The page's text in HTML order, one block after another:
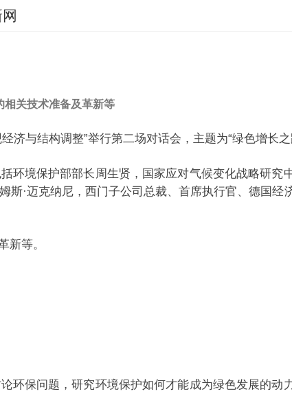
相关技术准备及革新等
与结构调整”举行第二场对话会，主题为“绿色增长之
境保护部部长周生贤，国家应对气候变化战略研究
·迈克纳尼，西门子公司总裁、首席执行官、德国经
等。
保问题，研究环境保护如何才能成为绿色发展的动